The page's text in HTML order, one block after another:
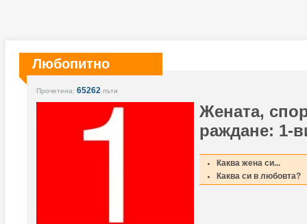
Любопитно
Прочетена: 65262 пъти
Жената,
раждане: 1-
Каква жена си...
Каква си в любовта?